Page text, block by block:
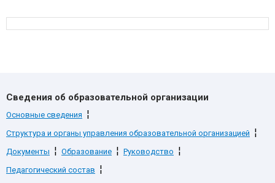
Сведения об образовательной организации
Основные сведения ¦
Структура и органы управления образовательной организацией ¦
Документы ¦ Образование ¦ Руководство ¦
Педагогический состав ¦